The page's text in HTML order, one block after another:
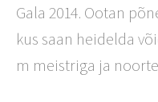
Gala 2014. Ootan
kus saan heidelda
m meistriga ja